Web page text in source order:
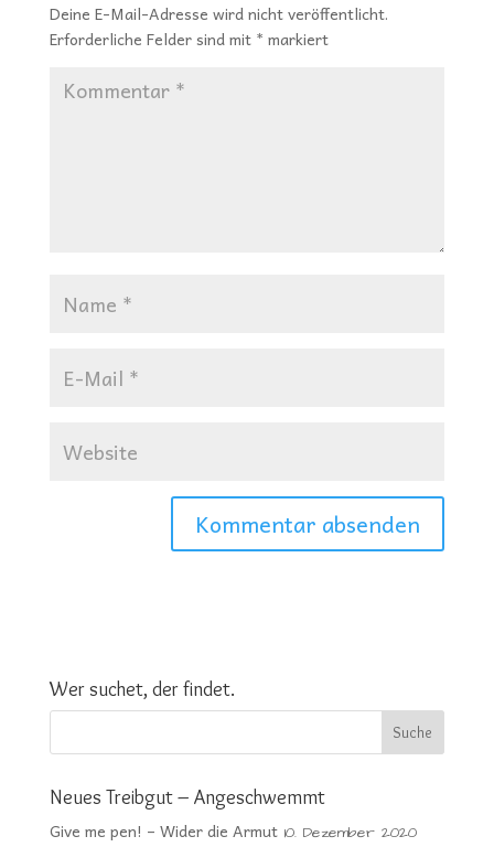
Deine E-Mail-Adresse wird nicht veröffentlicht.
Erforderliche Felder sind mit * markiert
Wer suchet, der findet.
Neues Treibgut – Angeschwemmt
Give me pen! – Wider die Armut 10. Dezember 2020